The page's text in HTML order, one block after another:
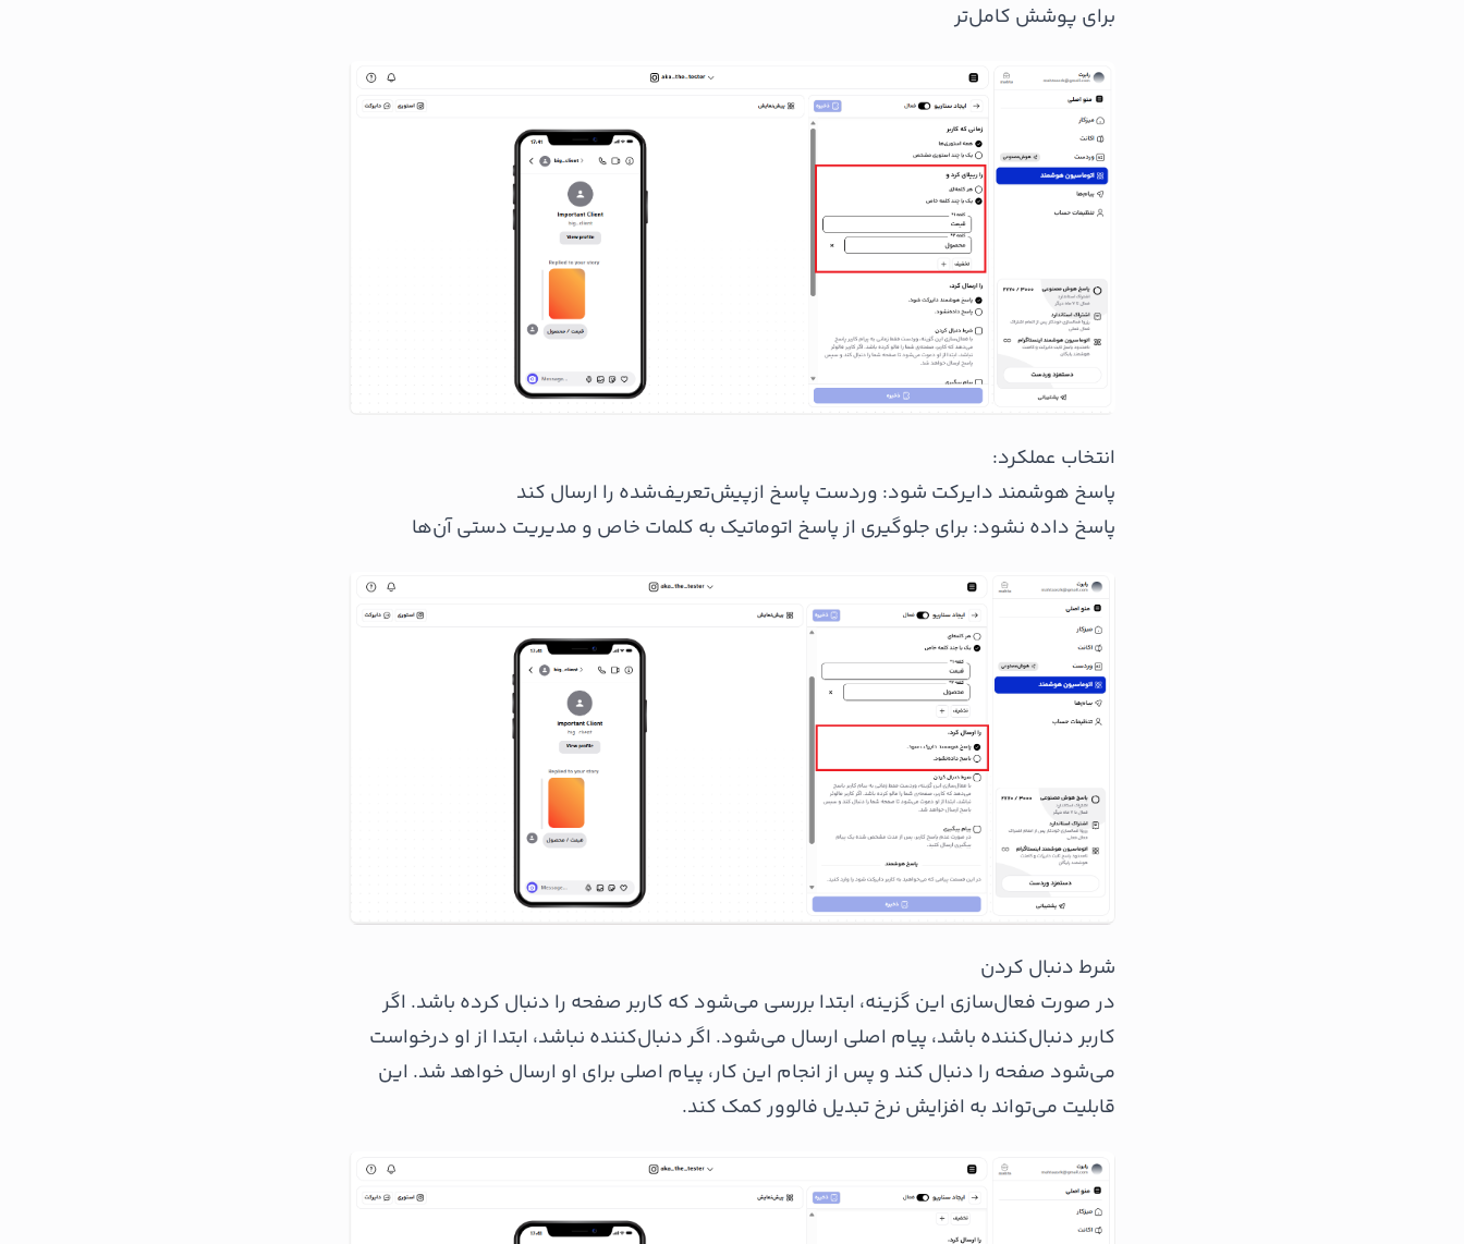
برای پوشش کامل‌تر
انتخاب عملکرد:
پاسخ هوشمند دایرکت شود: وردست پاسخ ازپیش‌تعریف‌شده را ارسال کند
پاسخ داده نشود: برای جلوگیری از پاسخ اتوماتیک به کلمات خاص و مدیریت دستی آن‌ها
شرط دنبال کردن
در صورت فعال‌سازی این گزینه، ابتدا بررسی می‌شود که کاربر صفحه را دنبال کرده باشد. اگر
کاربر دنبال‌کننده باشد، پیام اصلی ارسال می‌شود. اگر دنبال‌کننده نباشد، ابتدا از او درخواست
می‌شود صفحه را دنبال کند و پس از انجام این کار، پیام اصلی برای او ارسال خواهد شد. این
قابلیت می‌تواند به افزایش نرخ تبدیل فالوور کمک کند.